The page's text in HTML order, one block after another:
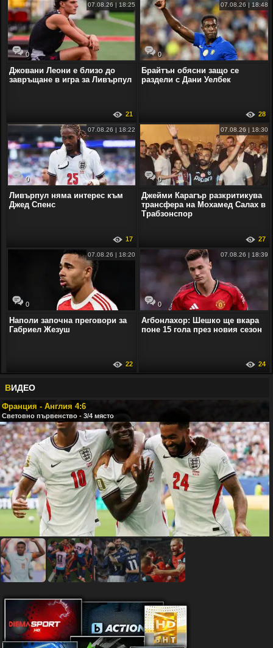
0
07.08.26 | 18:25
Джовани Леони е близо до
завръщане в игра за Ливърпул
21
0
07.08.26 | 18:48
Брайтън обясни защо се
раздели с Дани Уелбек
28
0
07.08.26 | 18:22
Ливърпул няма интерес към
Джед Спенс
17
0
07.08.26 | 18:30
Джейми Карагър разкритикува
трансфера на Мохамед Салах в
Трабзонспор
27
0
07.08.26 | 18:20
Наполи започна преговори за
Габриел Жезуш
22
0
07.08.26 | 18:39
Агбонлахор: Шешко ще вкара
поне 15 гола през новия сезон
24
ВИДЕО
Франция - Англия 4:6
Световно първенство - 3/4 място